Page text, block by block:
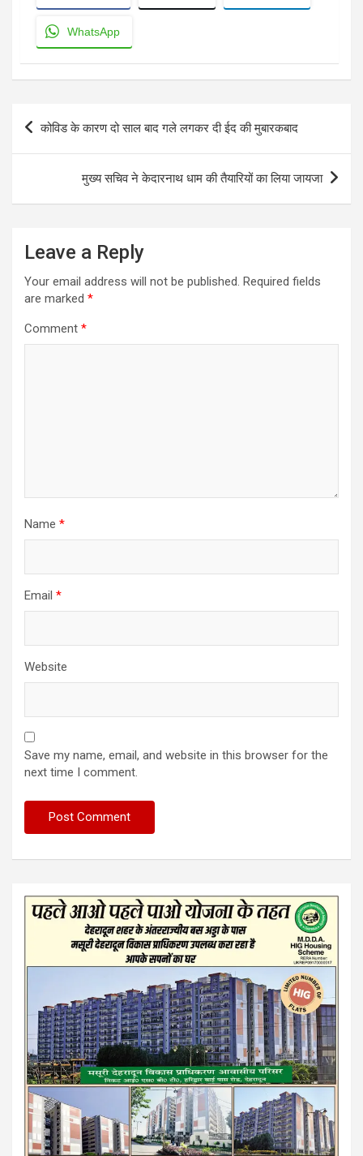
WhatsApp
Post
कोविड के कारण दो साल बाद गले लगकर दी ईद की मुबारकबाद
मुख्य सचिव ने केदारनाथ धाम की तैयारियों का लिया जायजा
Leave a Reply
Your email address will not be published. Required fields
are marked *
Comment *
Name *
Email *
Website
Save my name, email, and website in this browser for the
next time I comment.